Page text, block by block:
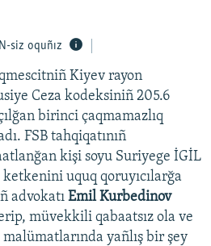
siz oquñız
Kiyev rayon
Ceza kodeksiniñ 205.6
birinci çaqmamazlıq
FSB tahqiqatınıñ
kişi soyu Suriyege İGİL
uquq qoruyıcılarğa
advokatı Emil Kurbedinov
müvekkili qabaatsız ola ve
malümatlarında yañlış bir şey